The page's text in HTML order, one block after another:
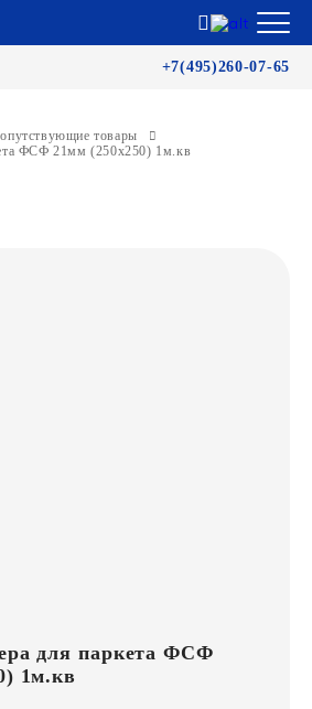
+7(495)260-07-65
товары
ФСФ 21мм (250х250) 1м.кв
для паркета ФСФ
1м.кв